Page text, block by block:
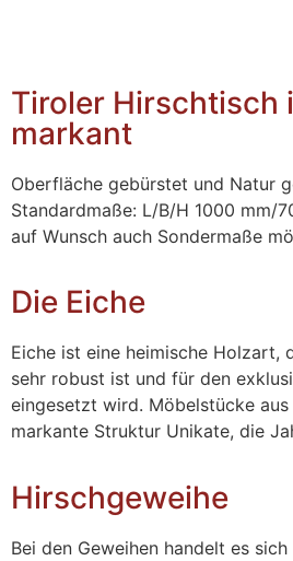
Tiroler Hirschtisch
markant
Oberfläche gebürstet und Natur
Standardmaße: L/B/H 1000 mm/
auf Wunsch auch Sondermaße
Die Eiche
Eiche ist eine heimische Holzart,
sehr robust ist und für den
eingesetzt wird. Möbelstücke
markante Struktur Unikate, die
Hirschgeweihe
Bei den Geweihen handelt es